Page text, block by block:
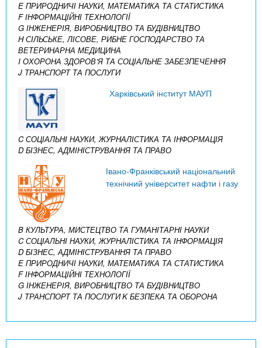
E ПРИРОДНИЧІ НАУКИ, МАТЕМАТИКА ТА СТАТИСТИКА
F ІНФОРМАЦІЙНІ ТЕХНОЛОГІЇ
G ІНЖЕНЕРІЯ, ВИРОБНИЦТВО ТА БУДІВНИЦТВО
H СІЛЬСЬКЕ, ЛІСОВЕ, РИБНЕ ГОСПОДАРСТВО ТА
ВЕТЕРИНАРНА МЕДИЦИНА
I ОХОРОНА ЗДОРОВ’Я ТА СОЦІАЛЬНЕ ЗАБЕЗПЕЧЕННЯ
J ТРАНСПОРТ ТА ПОСЛУГИ
Харківський інститут МАУП
C СОЦІАЛЬНІ НАУКИ, ЖУРНАЛІСТИКА ТА ІНФОРМАЦІЯ
D БІЗНЕС, АДМІНІСТРУВАННЯ ТА ПРАВО
Івано-Франківський національний
технічний університет нафти і газу
B КУЛЬТУРА, МИСТЕЦТВО ТА ГУМАНІТАРНІ НАУКИ
C СОЦІАЛЬНІ НАУКИ, ЖУРНАЛІСТИКА ТА ІНФОРМАЦІЯ
D БІЗНЕС, АДМІНІСТРУВАННЯ ТА ПРАВО
E ПРИРОДНИЧІ НАУКИ, МАТЕМАТИКА ТА СТАТИСТИКА
F ІНФОРМАЦІЙНІ ТЕХНОЛОГІЇ
G ІНЖЕНЕРІЯ, ВИРОБНИЦТВО ТА БУДІВНИЦТВО
J ТРАНСПОРТ ТА ПОСЛУГИK БЕЗПЕКА ТА ОБОРОНА